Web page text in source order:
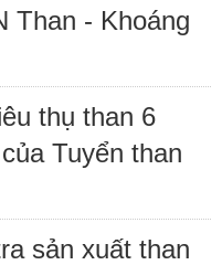
Than - Khoáng
thụ than 6
Tuyển than
sản xuất than